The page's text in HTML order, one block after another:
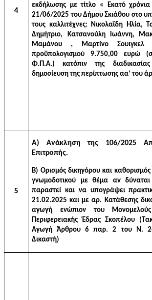
4
εκδήλωσης με τίτλο « Εκατό
21/06/2025 του Δήμου Σκιάθου στο
τους καλλιτέχνες: Νικολαΐδη Ηλία,
Δημήτριο, Κατσανούλη Ιωάννη,
Μαμάνου , Μαρτίνο Σουιγκελ
προϋπολογισμού 9.750,00 ευρώ
Φ.Π.Α.) κατόπιν της
δημοσίευση της περίπτωσης αα’ του
5
Α) Ανάκληση της 106/2025
Επιτροπής.
Β) Ορισμός δικηγόρου και
γνωμοδοτικού με θέμα αν
παραστεί και να υπογράψει
21.02.2025 και με αρ. Κατάθεσης
αγωγή ενώπιον του
Περιφερειακής Έδρας Σκοπέλου
Αγωγή Άρθρου 6 παρ. 2 του Ν.
Δικαστή)